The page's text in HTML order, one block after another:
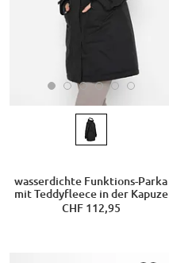
wasserdichte Funktions-Parka
mit Teddyfleece in der Kapuze
CHF 112,95